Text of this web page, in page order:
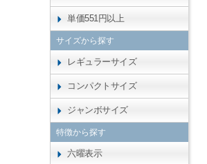
単価551円以上
サイズから探す
レギュラーサイズ
コンパクトサイズ
ジャンボサイズ
特徴から探す
六曜表示